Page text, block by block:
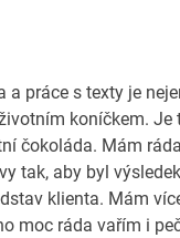
a práce s texty je
koníčkem. Je
čokoláda. Mám
tak, aby byl
klienta. Mám
moc ráda vařím i